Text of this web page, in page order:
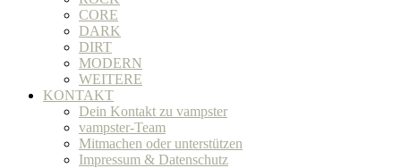
CORE
DARK
DIRT
MODERN
WEITERE
KONTAKT
Dein Kontakt zu vampster
vampster-Team
Mitmachen oder unterstützen
Impressum & Datenschutz